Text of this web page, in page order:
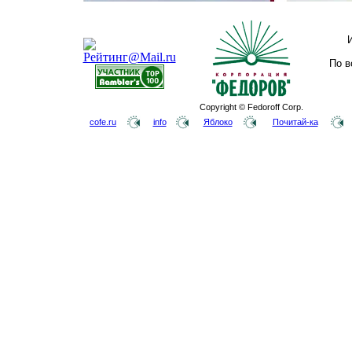
Copyright © Fedoroff Corp.
По
cofe.ru info Яблоко Почитай-ка